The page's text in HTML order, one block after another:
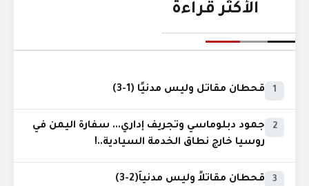
الأكثر قراءة
1 قحطان مقاتل وليس مدنيًا (1-3)
2
جمود دبلوماسي وتجريف إداري... سفارة اليمن في
روسيا خارج نطاق الخدمة السيادية..!
3 قحطان مقاتلاً وليس مدنياً(2-3)